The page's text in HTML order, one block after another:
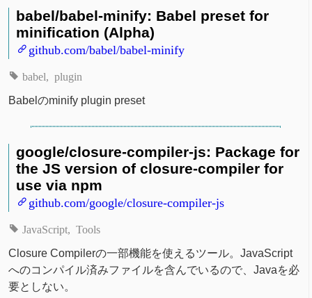
babel/babel-minify: Babel preset for
minification (Alpha)
github.com/babel/babel-minify
babel plugin
Babelのminify plugin preset
google/closure-compiler-js: Package for
the JS version of closure-compiler for
use via npm
github.com/google/closure-compiler-js
JavaScript Tools
Closure Compilerの一部機能を使えるツール。JavaScript
へのコンパイル済みファイルを含んでいるので、Javaを必
要としない。